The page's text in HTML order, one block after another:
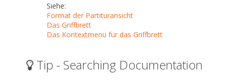
Siehe:
Format der Partituransicht
Das Griffbrett
Das Kontextmenü für das Griffbrett
Tip - Searching Documentation